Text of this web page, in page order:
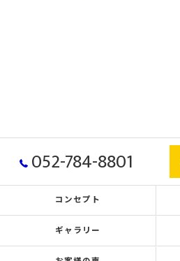
052-784-8801
コンセプト
ギャラリー